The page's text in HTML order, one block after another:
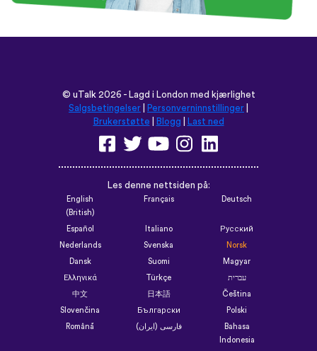
© uTalk2026 - Lagd i London med kjærlighet
Salgsbetingelser
Personverninnstillinger
Brukerstøtte
Blogg Last ned
Les denne nettsiden på:
English
(British)
Français Deutsch
Español Italiano Русский
Nederlands Svenska Norsk
Dansk Suomi Magyar
Ελληνικά Türkçe עברית
中文 日本語 Čeština
Slovenčina Български Polski
Română فارسی (ایران)
Bahasa
Indonesia